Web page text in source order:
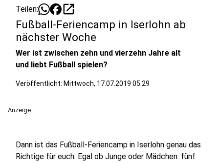
Teilen: open_in_new
Fußball-Feriencamp in Iserlohn ab
nächster Woche
Wer ist zwischen zehn und vierzehn Jahre alt
und liebt Fußball spielen?
Veröffentlicht: Mittwoch, 17.07.2019 05:29
Anzeige
Dann ist das Fußball-Feriencamp in Iserlohn genau das
Richtige für euch. Egal ob Junge oder Mädchen: fünf